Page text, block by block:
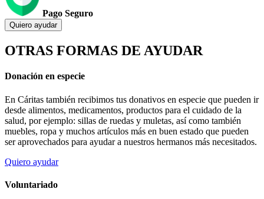
Pago Seguro
Quiero ayudar
OTRAS FORMAS DE AYUDAR
Donación en especie
En Cáritas también recibimos tus donativos en especie que pueden ir
desde alimentos, medicamentos, productos para el cuidado de la
salud, por ejemplo: sillas de ruedas y muletas, así como también
muebles, ropa y muchos artículos más en buen estado que pueden
ser aprovechados para ayudar a nuestros hermanos más necesitados.
Quiero ayudar
Voluntariado